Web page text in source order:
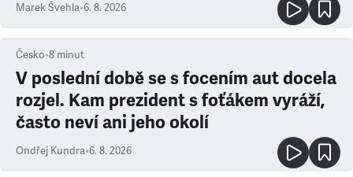
Marek Švehla•6. 8. 2026
Česko•8 minut
V poslední době se s focením aut docela
rozjel. Kam prezident s foťákem vyráží,
často neví ani jeho okolí
Ondřej Kundra•6. 8. 2026